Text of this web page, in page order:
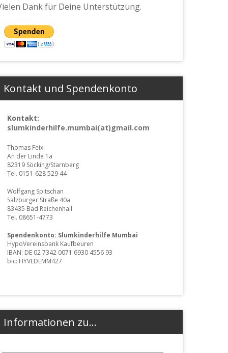
Dank für Deine Unterstützung.
Kontakt und Spendenkonto
Kontakt:
slumkinderhilfe.mumbai(at)gmail.com
Thomas Feix
An der Linde 1a
82319 Söcking/Starnberg
Tel. 0151-628 529 44
Wolfgang Spitschan
Salzburger Straße 40a
83435 Bad Reichenhall
Tel. 08651-4773
Spendenkonto: Slumkinderhilfe Mumbai
HypoVereinsbank Kaufbeuren
IBAN: DE 02 7342 0071 6930 4556 93
bic: HYVEDEMM427
Informationen zu…